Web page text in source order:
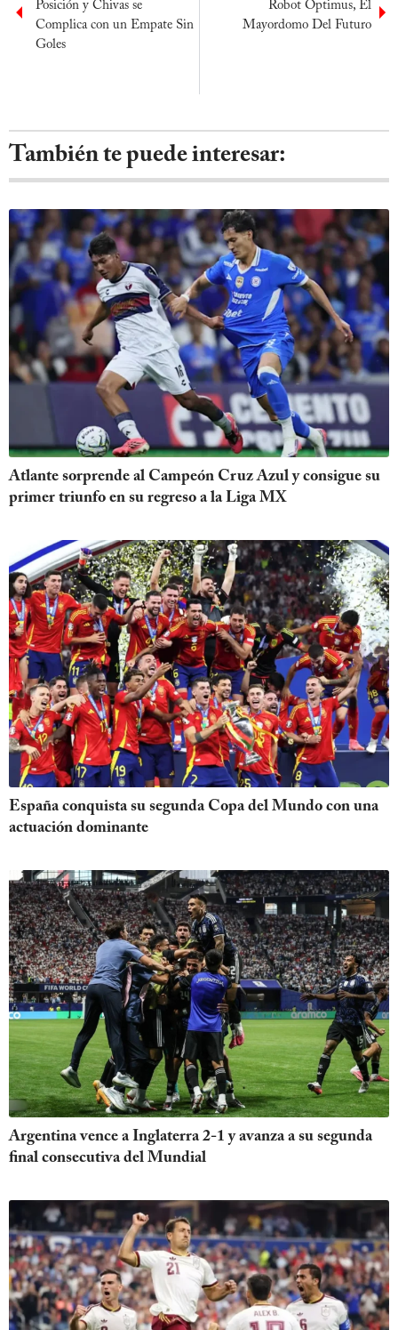
Posición y Chivas se
Complica con un Empate Sin
Goles
Robot Optimus, El
Mayordomo Del Futuro
También te puede interesar:
Atlante sorprende al Campeón Cruz Azul y consigue su
primer triunfo en su regreso a la Liga MX
España conquista su segunda Copa del Mundo con una
actuación dominante
Argentina vence a Inglaterra 2-1 y avanza a su segunda
final consecutiva del Mundial